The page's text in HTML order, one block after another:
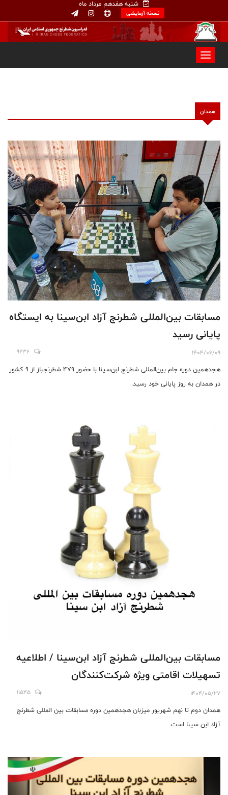
شنبه هفدهم مرداد ماه
نسخه آزمایشی
همدان
مسابقات بین‌المللی شطرنج آزاد ابن‌سینا به ایستگاه
پایانی رسید
1404/06/09
9236
هجدهمین دوره جام بین‌المللی شطرنج ابن‌سینا با حضور ۴۷۹ شطرنجباز از ۹ کشور
در همدان به روز پایانی خود رسید.
مسابقات بین‌المللی شطرنج آزاد ابن‌سینا / اطلاعیه
تسهیلات اقامتی ویژه شرکت‌کنندگان
1404/05/27
11545
همدان دوم تا نهم شهریور میزبان هجدهمین دوره مسابقات بین المللی شطرنج
آزاد ابن سینا است.